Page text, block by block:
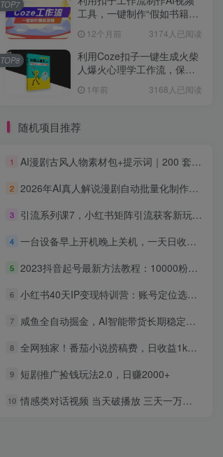
免费投稿专区，先看要求在投稿！！！ 打字打码就能赚钱的副业，利用碎片时间，实现月入过万，简单的赚钱小副业
工具，一键制作“假如书籍会
12个月前 3174人已阅读
TOP7
利用Coze扣子一键生成火柴
人爆火心理学工作流，保姆
1年前 3168人已阅读
TOP8
随机项目推荐
1 AI漫剧古风人物素材包+提示词｜200 套古代言情三视图，配套专属提示词短剧主角配角直接套用
2 2026年AI真人解说漫剧自动批量化制作教程，40分钟超长完整，自动批量化制作，挑战一人一天一部剧！
3 引流系列课7，小红书矩阵引流获客新玩法，低风险图文高效引流
4 一台设备早上开机晚上关机，一天日收益200左右，近几年最稳的项目
5 2023抖音起号最新方法教程：10000粉丝精准起号10大步骤完整版
6 小红书40天IP变现特训营：账号定位选题文案，拍摄剪辑直播带货课程
7 咸鱼全自动掘金，AI智能带货长期稳定可做，轻松月入2W+【揭秘】
8 全网独家！番茄小说捞稿费，日收益1k+，副业必看，小白易上手，超级简单【揭秘】
9 短剧推广捡钱玩法2.0，日赚2000+
10 情感类对话视频 当天破播放 三天一万粉 配合变现思路日入300+（教程+素材）